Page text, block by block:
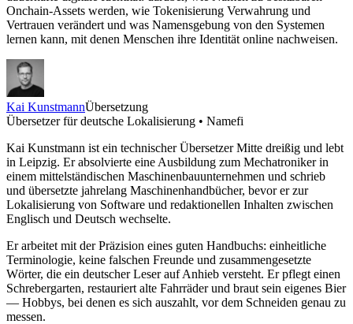
Onchain-Assets werden, wie Tokenisierung Verwahrung und
Vertrauen verändert und was Namensgebung von den Systemen
lernen kann, mit denen Menschen ihre Identität online nachweisen.
Kai KunstmannÜbersetzung
Übersetzer für deutsche Lokalisierung • Namefi
Kai Kunstmann ist ein technischer Übersetzer Mitte dreißig und lebt
in Leipzig. Er absolvierte eine Ausbildung zum Mechatroniker in
einem mittelständischen Maschinenbauunternehmen und schrieb
und übersetzte jahrelang Maschinenhandbücher, bevor er zur
Lokalisierung von Software und redaktionellen Inhalten zwischen
Englisch und Deutsch wechselte.
Er arbeitet mit der Präzision eines guten Handbuchs: einheitliche
Terminologie, keine falschen Freunde und zusammengesetzte
Wörter, die ein deutscher Leser auf Anhieb versteht. Er pflegt einen
Schrebergarten, restauriert alte Fahrräder und braut sein eigenes Bier
— Hobbys, bei denen es sich auszahlt, vor dem Schneiden genau zu
messen.